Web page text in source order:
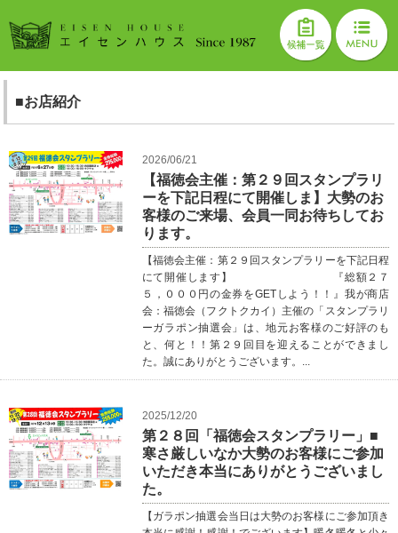
■お店紹介
2026/06/21
【福徳会主催：第２９回スタンプラリ
ーを下記日程にて開催しま】大勢のお
客様のご来場、会員一同お待ちしてお
ります。
【福徳会主催：第２９回スタンプラリーを下記日程
にて開催します】 『総額２７
５，０００円の金券をGETしよう！！』我が商店
会：福徳会（フクトクカイ）主催の「スタンプラリ
ーガラポン抽選会」は、地元お客様のご好評のも
と、何と！！第２９回目を迎えることができまし
た。誠にありがとうございます。...
2025/12/20
第２８回「福徳会スタンプラリー」■
寒さ厳しいなか大勢のお客様にご参加
いただき本当にありがとうございまし
た。
【ガラポン抽選会当日は大勢のお客様にご参加頂き